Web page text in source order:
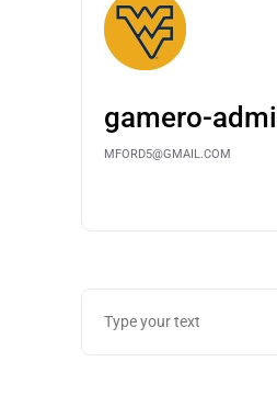
gamero-
MFORD5@GMAIL.COM